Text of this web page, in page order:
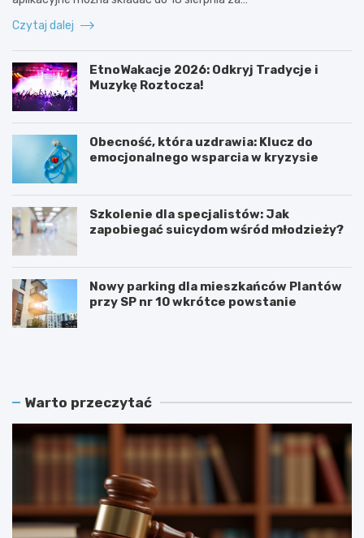
Czytaj dalej
EtnoWakacje 2026: Odkryj Tradycje i
Muzykę Roztocza!
Obecność, która uzdrawia: Klucz do
emocjonalnego wsparcia w kryzysie
Szkolenie dla specjalistów: Jak
zapobiegać suicydom wśród młodzieży?
Nowy parking dla mieszkańców Plantów
przy SP nr 10 wkrótce powstanie
Z
ć
u
j
E
a
0
2
Warto przeczytać